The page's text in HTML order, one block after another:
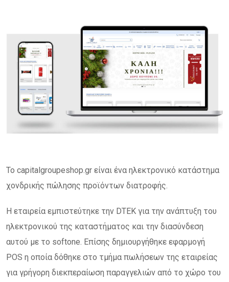
To capitalgroupeshop.gr είναι ένα ηλεκτρονικό κατάστημα
χονδρικής πώλησης προϊόντων διατροφής.
Η εταιρεία εμπιστεύτηκε την DTEK για την ανάπτυξη του
ηλεκτρονικού της καταστήματος και την διασύνδεση
αυτού με το softone. Επίσης δημιουργήθηκε εφαρμογή
POS η οποία δόθηκε στο τμήμα πωλήσεων της εταιρείας
για γρήγορη διεκπεραίωση παραγγελιών από το χώρο του